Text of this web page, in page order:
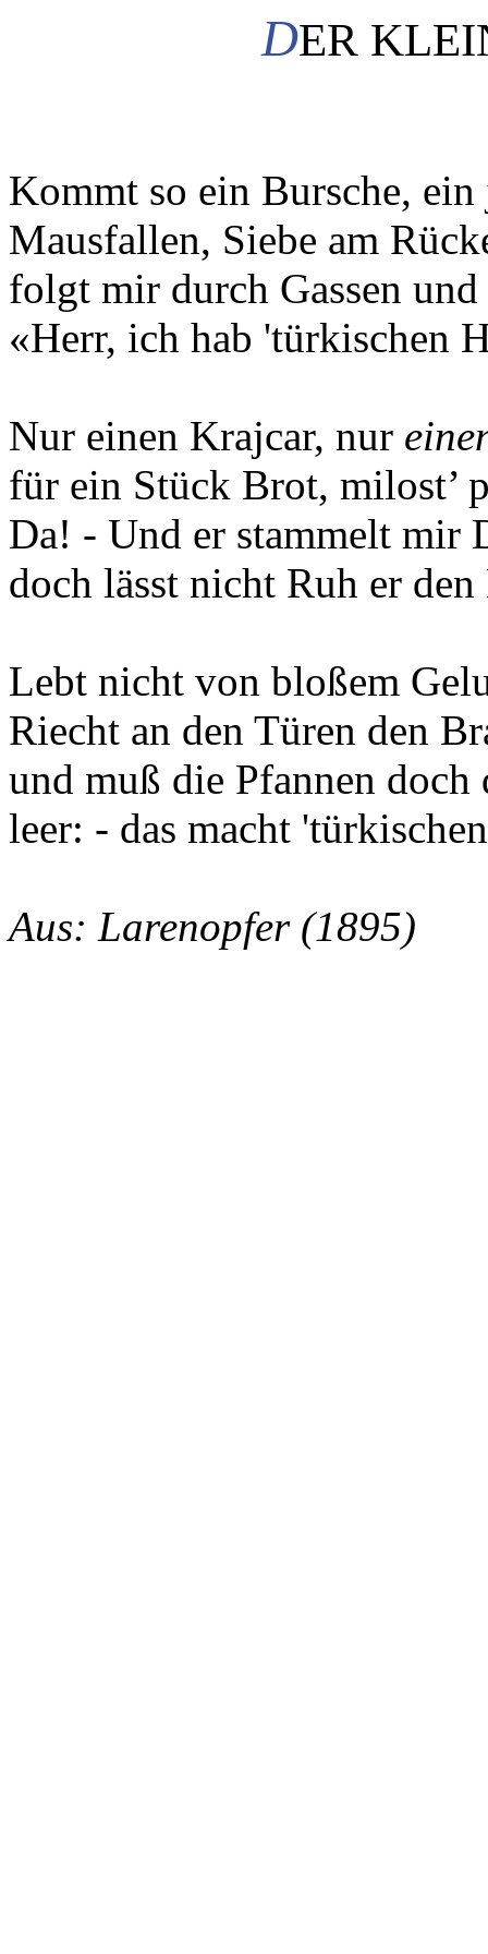
DER
Kommt so ein Bursche, ein
Mausfallen, Siebe am
folgt mir durch Gassen
«Herr, ich hab 'türkischen
Nur einen Krajcar, nur
für ein Stück Brot, milost’
Da! - Und er stammelt mir
doch lässt nicht Ruh er
Lebt nicht von bloßem
Riecht an den Türen den
und muß die Pfannen doch
leer: - das macht
Aus: Larenopfer (1895)